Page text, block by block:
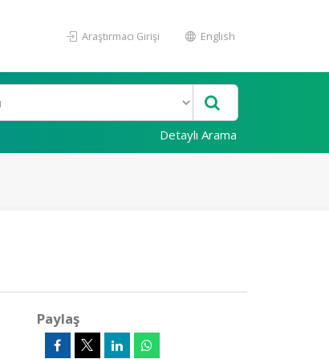
Araştırmacı Girişi English
Detaylı Arama
Paylaş